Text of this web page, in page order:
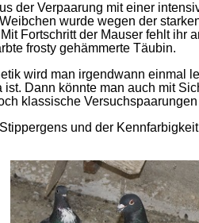
der Verpaarung mit einer
wurde wegen der
Fortschritt der Mauser fehlt
frosty gehämmerte Täubin.
wird man irgendwann einmal
Dann könnte man auch mit
klassische
und der